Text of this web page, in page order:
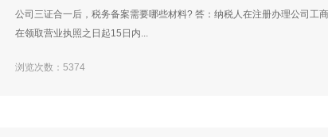
公司三证合一后，税务备案需要哪些材料? 答：纳税人在注册办理公司工
在领取营业执照之日起15日内...
浏览次数：5374